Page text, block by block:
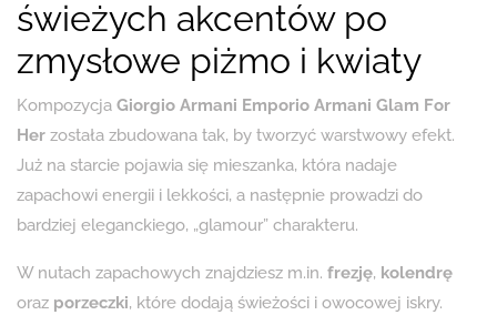
świeżych akcentów po
zmysłowe piżmo i kwiaty
Kompozycja Giorgio Armani Emporio Armani Glam For
Her została zbudowana tak, by tworzyć warstwowy efekt.
Już na starcie pojawia się mieszanka, która nadaje
zapachowi energii i lekkości, a następnie prowadzi do
bardziej eleganckiego, „glamour” charakteru.
W nutach zapachowych znajdziesz m.in. frezję, kolendrę
oraz porzeczki, które dodają świeżości i owocowej iskry.